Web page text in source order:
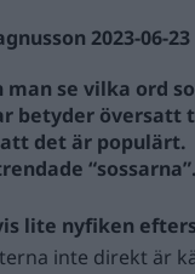
2023-06-23
se vilka ord
betyder översatt
det är populärt.
“sossarna”.
lite nyfiken
inte direkt är